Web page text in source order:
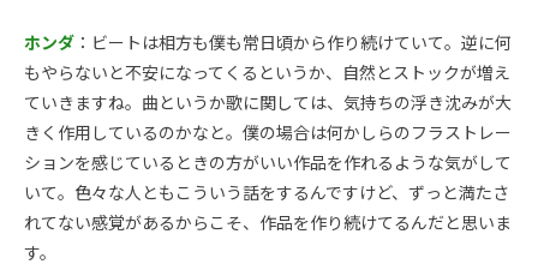
ホンダ ：ビートは相方も僕も常日頃から作り続けていて。逆に何
もやらないと不安になってくるというか、自然とストックが増え
ていきますね。曲というか歌に関しては、気持ちの浮き沈みが大
きく作用しているのかなと。僕の場合は何かしらのフラストレー
ションを感じているときの方がいい作品を作れるような気がして
いて。色々な人ともこういう話をするんですけど、ずっと満たさ
れてない感覚があるからこそ、作品を作り続けてるんだと思いま
す。